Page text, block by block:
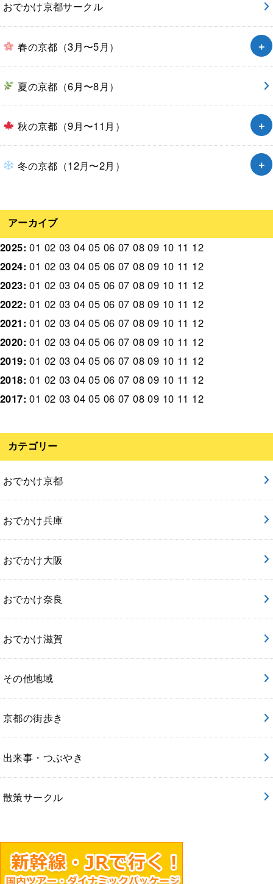
おでかけ京都サークル
春の京都（3月〜5月）
夏の京都（6月〜8月）
秋の京都（9月〜11月）
冬の京都（12月〜2月）
アーカイブ
2025:01 02 03 04 05 06 07 08 09 10 11 12
2024:01 02 03 04 05 06 07 08 09 10 11 12
2023:01 02 03 04 05 06 07 08 09 10 11 12
2022:01 02 03 04 05 06 07 08 09 10 11 12
2021:01 02 03 04 05 06 07 08 09 10 11 12
2020:01 02 03 04 05 06 07 08 09 10 11 12
2019:01 02 03 04 05 06 07 08 09 10 11 12
2018:01 02 03 04 05 06 07 08 09 10 11 12
2017:01 02 03 04 05 06 07 08 09 10 11 12
カテゴリー
おでかけ京都
おでかけ兵庫
おでかけ大阪
おでかけ奈良
おでかけ滋賀
その他地域
京都の街歩き
出来事・つぶやき
散策サークル